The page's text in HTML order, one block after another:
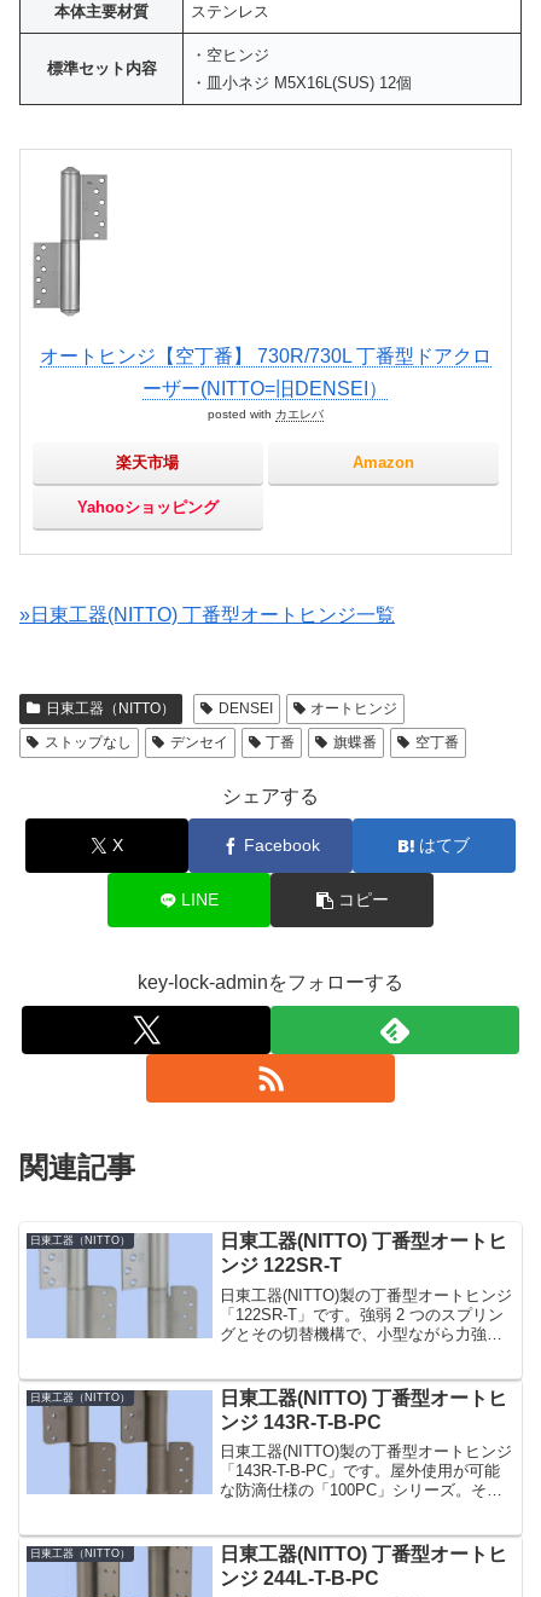
本体主要材質 ステンレス
標準セット内容
・空ヒンジ
・皿小ネジ M5X16L(SUS) 12個
オートヒンジ【空丁番】 730R/730L 丁番型ドアクロ
ーザー(NITTO=旧DENSEI）
posted with カエレバ
楽天市場 Amazon
Yahooショッピング
»日東工器(NITTO) 丁番型オートヒンジ一覧
日東工器（NITTO） DENSEI
オートヒンジ
ストップなし
デンセイ 丁番 旗蝶番 空丁番
シェアする
X Facebook はてブ
LINE コピー
key-lock-adminをフォローする
関連記事
日東工器（NITTO）
日東工器(NITTO) 丁番型オートヒ
ンジ 122SR-T
日東工器(NITTO)製の丁番型オートヒンジ
「122SR-T」です。強弱 2 つのスプリン
グとその切替機構で、小型ながら力強い
ップしています。その中でも「122T」...
日東工器（NITTO）
日東工器(NITTO) 丁番型オートヒ
ンジ 143R-T-B-PC
日東工器(NITTO)製の丁番型オートヒンジ
「143R-T-B-PC」です。屋外使用が可能
な防滴仕様の「100PC」シリーズ。その
度補正機構を内蔵し、環境温度の...
日東工器（NITTO）
日東工器(NITTO) 丁番型オートヒ
ンジ 244L-T-B-PC